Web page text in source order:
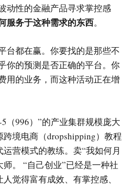
动性的金融产品寻求掌控感
服务于这种需求的东西。
台都在赢。你要找的是那些不
你的预测是否正确的平台。你
用的业务，而这种活动正在增
（996）”的产业集群规模庞大
跨境电商（dropshipping）教程
营模式的教练。卖“我如何月
师。 “自己创业”已经是一种社
觉得富有成效、有掌控感、